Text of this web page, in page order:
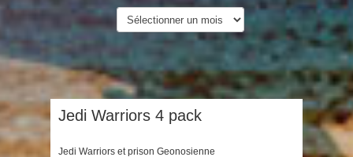
Jedi Warriors 4 pack
Jedi Warriors et prison Geonosienne